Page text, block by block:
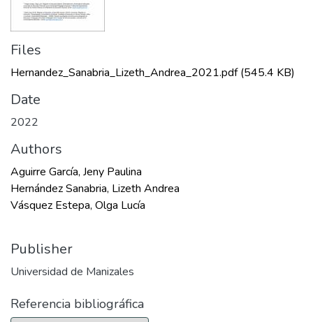
Files
Hernandez_Sanabria_Lizeth_Andrea_2021.pdf(545.4 KB)
Date
2022
Authors
Aguirre García, Jeny Paulina
Hernández Sanabria, Lizeth Andrea
Vásquez Estepa, Olga Lucía
Publisher
Universidad de Manizales
Referencia bibliográfica